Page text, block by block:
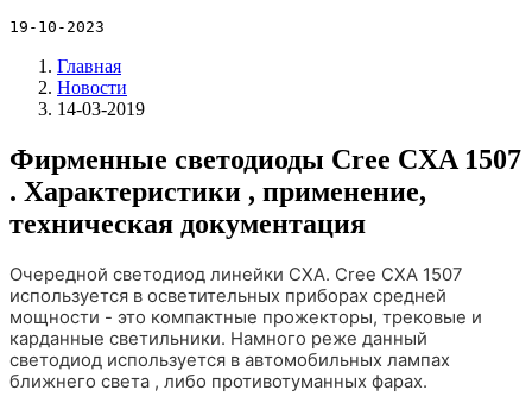
19-10-2023
Главная
Новости
14-03-2019
Фирменные светодиоды Cree CXA 1507
. Характеристики , применение,
техническая документация
Очередной светодиод линейки CXA. Cree CXA 1507
используется в осветительных приборах средней
мощности - это компактные прожекторы, трековые и
карданные светильники. Намного реже данный
светодиод используется в автомобильных лампах
ближнего света , либо противотуманных фарах.